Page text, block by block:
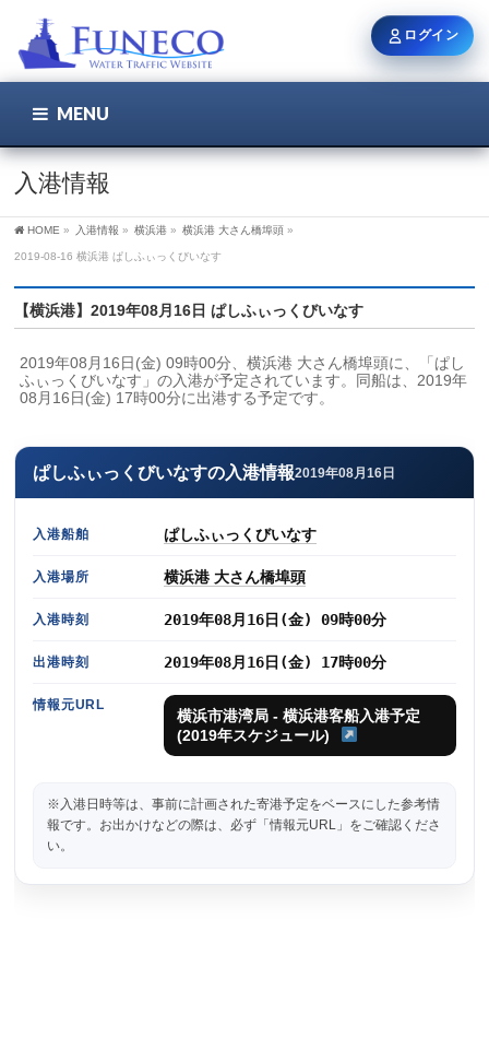
MENU
入港情報
HOME » 入港情報 » 横浜港 » 横浜港 大さん橋埠頭 »
2019-08-16 横浜港 ぱしふぃっくびいなす
【横浜港】2019年08月16日 ぱしふぃっくびいなす
2019年08月16日(金) 09時00分、横浜港 大さん橋埠頭に、「ぱし
ふぃっくびいなす」の入港が予定されています。同船は、2019年
08月16日(金) 17時00分に出港する予定です。
ぱしふぃっくびいなすの入港情報2019年08月16日
入港船舶 ぱしふぃっくびいなす
入港場所 横浜港 大さん橋埠頭
入港時刻 2019年08月16日(金) 09時00分
出港時刻 2019年08月16日(金) 17時00分
情報元URL
横浜市港湾局 - 横浜港客船入港予定
(2019年スケジュール)
※入港日時等は、事前に計画された寄港予定をベースにした参考情
報です。お出かけなどの際は、必ず「情報元URL」をご確認くださ
い。
ログイン
ユーザー名 / メール
新規登録 パスワードを忘れた方